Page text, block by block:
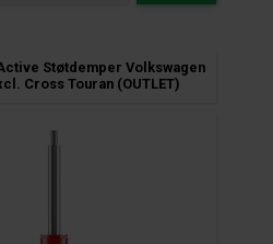
Støtdemper Volkswagen
Cross Touran (OUTLET)